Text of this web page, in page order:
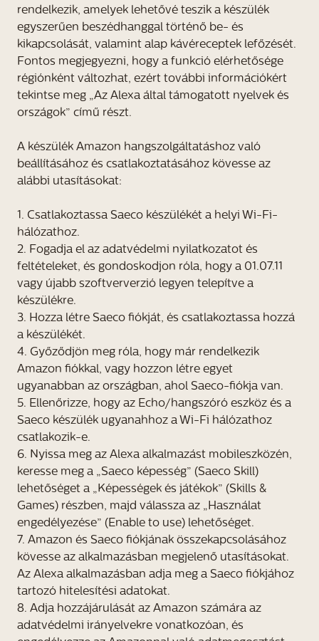
rendelkezik, amelyek lehetővé teszik a készülék
egyszerűen beszédhanggal történő be- és
kikapcsolását, valamint alap kávéreceptek lefőzését.
Fontos megjegyezni, hogy a funkció elérhetősége
régiónként változhat, ezért további információkért
tekintse meg „Az Alexa által támogatott nyelvek és
országok” című részt.
A készülék Amazon hangszolgáltatáshoz való
beállításához és csatlakoztatásához kövesse az
alábbi utasításokat:
1. Csatlakoztassa Saeco készülékét a helyi Wi-Fi-
hálózathoz.
2. Fogadja el az adatvédelmi nyilatkozatot és
feltételeket, és gondoskodjon róla, hogy a 01.07.11
vagy újabb szoftververzió legyen telepítve a
készülékre.
3. Hozza létre Saeco fiókját, és csatlakoztassa hozzá
a készülékét.
4. Győződjön meg róla, hogy már rendelkezik
Amazon fiókkal, vagy hozzon létre egyet
ugyanabban az országban, ahol Saeco-fiókja van.
5. Ellenőrizze, hogy az Echo/hangszóró eszköz és a
Saeco készülék ugyanahhoz a Wi-Fi hálózathoz
csatlakozik-e.
6. Nyissa meg az Alexa alkalmazást mobileszközén,
keresse meg a „Saeco képesség” (Saeco Skill)
lehetőséget a „Képességek és játékok” (Skills &
Games) részben, majd válassza az „Használat
engedélyezése” (Enable to use) lehetőséget.
7. Amazon és Saeco fiókjának összekapcsolásához
kövesse az alkalmazásban megjelenő utasításokat.
Az Alexa alkalmazásban adja meg a Saeco fiókjához
tartozó hitelesítési adatokat.
8. Adja hozzájárulását az Amazon számára az
adatvédelmi irányelvekre vonatkozóan, és